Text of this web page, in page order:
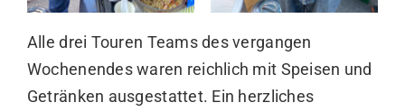
Alle drei Touren Teams des vergangen
Wochenendes waren reichlich mit Speisen und
Getränken ausgestattet. Ein herzliches